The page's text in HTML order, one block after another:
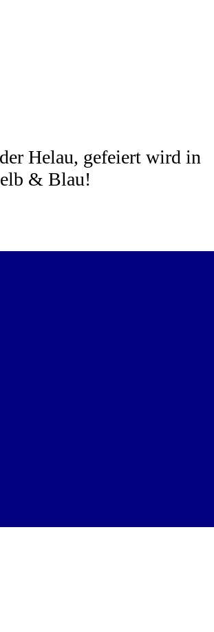
Helau, gefeiert wird in
& Blau!